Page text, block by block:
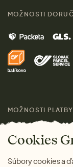
Kontakt
Značky
Pre médiá
Muži
Domov
Darčeky
Doprava a platba
MOŽNOSTI
MOŽNOSTI PLATBY
Cookies
Súbory cookies a